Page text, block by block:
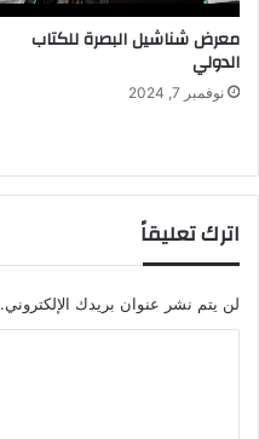
معرض شناشيل البصرة للكتاب
الدولي
نوفمبر 7, 2024
اترك تعليقاً
لن يتم نشر عنوان بريدك الإلكتروني.